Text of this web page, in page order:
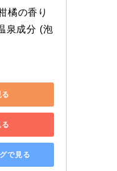
橘の香り
泉成分 (泡
で見る